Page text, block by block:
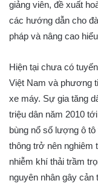
giảng viên, đề xuất
các hướng dẫn cho
pháp và nâng cao
Hiện tại chưa có
Việt Nam và phương
xe máy. Sự gia tăng
triệu dân năm 2010
bùng nổ số lượng ô
thông trở nên nghiêm
nhiễm khí thải trầm
nguyên nhân gây cản